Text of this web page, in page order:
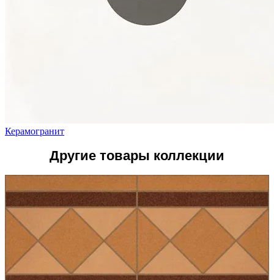
Керамогранит
Другие товары коллекции